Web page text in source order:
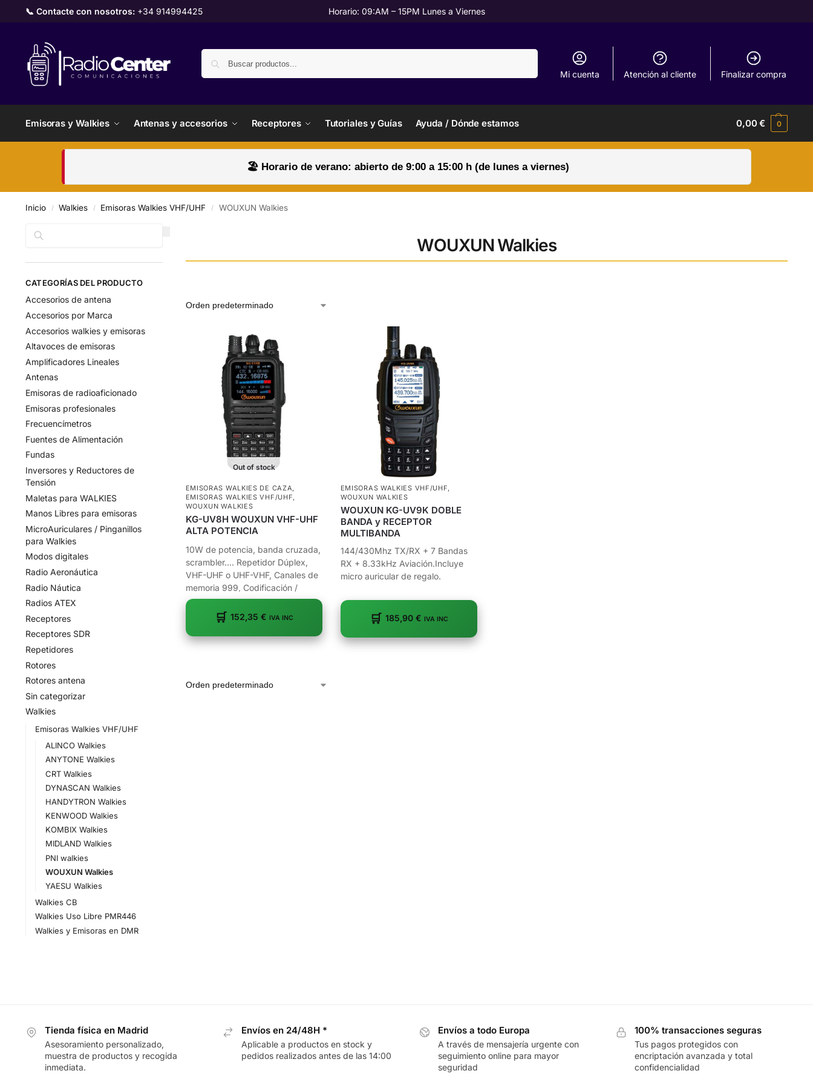
📞 Contacte con nosotros: +34 914994425 Horario: 09:AM – 15PM Lunes a Viernes
Mi cuenta Atención al cliente Finalizar compra
Emisoras y Walkies Antenas y accesorios Receptores Tutoriales y Guías Ayuda / Dónde estamos 0,00€ 0
🏖️ Horario de verano: abierto de 9:00 a 15:00 h (de lunes a viernes)
Inicio / Walkies / Emisoras Walkies VHF/UHF / WOUXUN Walkies
WOUXUN Walkies
Out of stock
EMISORAS WALKIES DE CAZA,
EMISORAS WALKIES VHF/UHF,
WOUXUN WALKIES
KG-UV8H WOUXUN VHF-UHF
ALTA POTENCIA
10W de potencia, banda cruzada,
scrambler.... Repetidor Dúplex,
VHF-UHF o UHF-VHF, Canales de
memoria 999, Codificación /
Decodificación QT /...
152,35 € IVA INC
EMISORAS WALKIES VHF/UHF,
WOUXUN WALKIES
WOUXUN KG-UV9K DOBLE
BANDA y RECEPTOR
MULTIBANDA
144/430Mhz TX/RX + 7 Bandas
RX + 8.33kHz Aviación.Incluye
micro auricular de regalo.
185,90 € IVA INC
CATEGORÍAS DEL PRODUCTO
Accesorios de antena
Accesorios por Marca
Accesorios walkies y emisoras
Altavoces de emisoras
Amplificadores Lineales
Antenas
Emisoras de radioaficionado
Emisoras profesionales
Frecuencímetros
Fuentes de Alimentación
Fundas
Inversores y Reductores de
Tensión
Maletas para WALKIES
Manos Libres para emisoras
MicroAuriculares / Pinganillos
para Walkies
Modos digitales
Radio Aeronáutica
Radio Náutica
Radios ATEX
Receptores
Receptores SDR
Repetidores
Rotores
Rotores antena
Sin categorizar
Walkies
Emisoras Walkies VHF/UHF
ALINCO Walkies
ANYTONE Walkies
CRT Walkies
DYNASCAN Walkies
HANDYTRON Walkies
KENWOOD Walkies
KOMBIX Walkies
MIDLAND Walkies
PNI walkies
WOUXUN Walkies
YAESU Walkies
Walkies CB
Walkies Uso Libre PMR446
Walkies y Emisoras en DMR
Tienda física en Madrid
Asesoramiento personalizado,
muestra de productos y recogida
inmediata.
Envíos en 24/48H *
Aplicable a productos en stock y
pedidos realizados antes de las 14:00
Envíos a todo Europa
A través de mensajería urgente con
seguimiento online para mayor
seguridad
100% transacciones seguras
Tus pagos protegidos con
encriptación avanzada y total
confidencialidad